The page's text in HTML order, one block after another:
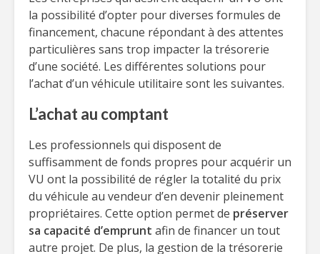
la possibilité d’opter pour diverses formules de
financement, chacune répondant à des attentes
particulières sans trop impacter la trésorerie
d’une société. Les différentes solutions pour
l’achat d’un véhicule utilitaire sont les suivantes.
L’achat au comptant
Les professionnels qui disposent de
suffisamment de fonds propres pour acquérir un
VU ont la possibilité de régler la totalité du prix
du véhicule au vendeur d’en devenir pleinement
propriétaires. Cette option permet de préserver
sa capacité d’emprunt afin de financer un tout
autre projet. De plus, la gestion de la trésorerie